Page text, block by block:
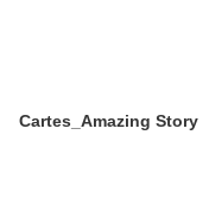
Cartes_Amazing Story